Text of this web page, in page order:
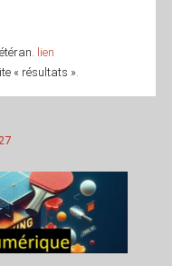
lien
« résultats ».